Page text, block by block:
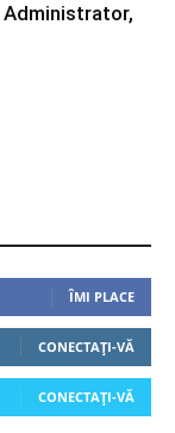
ÎMI PLACE
CONECTAȚI-VĂ
CONECTAȚI-VĂ